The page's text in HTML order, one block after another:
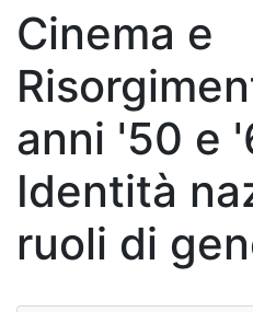
Cinema e
anni '50 e
Identità
ruoli di